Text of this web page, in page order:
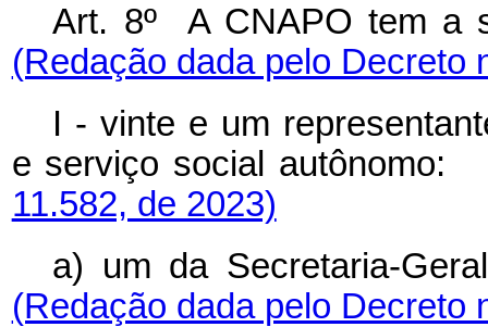
Art. 8º A CNAPO tem a
(Redação dada pelo Decreto
I - vinte e um
e serviço social
11.582, de 2023)
a) um da Secretaria-
(Redação dada pelo Decreto